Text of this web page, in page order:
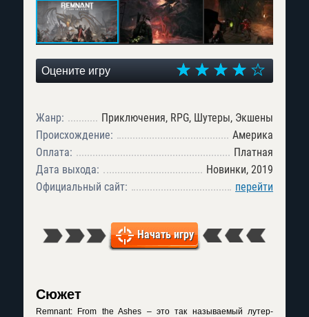
Оцените игру
Жанр:
Приключения, RPG, Шутеры, Экшены
Происхождение:
Америка
Оплата:
Платная
Дата выхода:
Новинки, 2019
Официальный сайт:
перейти
Начать игру
Сюжет
Remnant: From the Ashes – это так называемый лутер-